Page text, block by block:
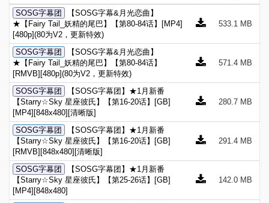
SOSG字幕团
【SOSG字幕&月光恋曲】
★【Fairy Tail_妖精的尾巴】【第80-84话】[MP4]
[480p](80为V2，更新特效)
533.1 MB
SOSG字幕团
【SOSG字幕&月光恋曲】
★【Fairy Tail_妖精的尾巴】【第80-84话】
[RMVB][480p](80为V2，更新特效)
571.4 MB
SOSG字幕团
【SOSG字幕团】★1月新番
【Starry☆Sky 星座彼氏】【第16-20话】[GB]
[MP4][848x480][清晰版]
280.7 MB
SOSG字幕团
【SOSG字幕团】★1月新番
【Starry☆Sky 星座彼氏】【第16-20话】[GB]
[RMVB][848x480][清晰版]
291.4 MB
SOSG字幕团
【SOSG字幕团】★1月新番
【Starry☆Sky 星座彼氏】【第25-26话】[GB]
[MP4][848x480]
142.0 MB